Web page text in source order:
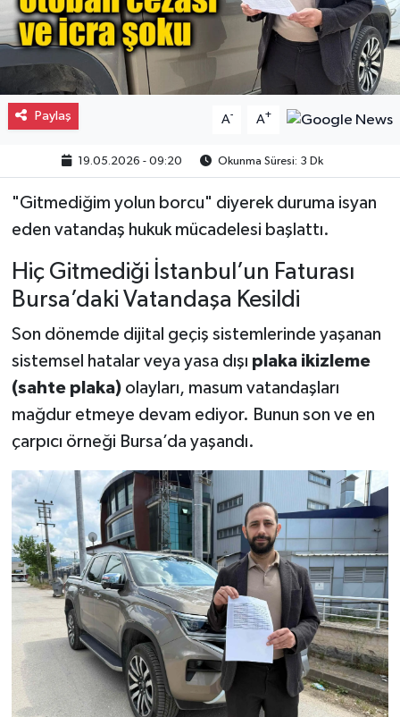
Paylaş A- A+
19.05.2026 - 09:20 Okunma Süresi: 3 Dk
"Gitmediğim yolun borcu" diyerek duruma isyan
eden vatandaş hukuk mücadelesi başlattı.
Hiç Gitmediği İstanbul’un Faturası
Bursa’daki Vatandaşa Kesildi
Son dönemde dijital geçiş sistemlerinde yaşanan
sistemsel hatalar veya yasa dışı plaka ikizleme
(sahte plaka)olayları, masum vatandaşları
mağdur etmeye devam ediyor. Bunun son ve en
çarpıcı örneği Bursa’da yaşandı.